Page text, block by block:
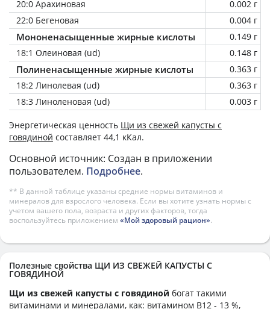
20:0 Арахиновая
0.002 г
22:0 Бегеновая
0.004 г
Мононенасыщенные жирные кислоты
0.149 г
18:1 Олеиновая (ud)
0.148 г
Полиненасыщенные жирные кислоты
0.363 г
18:2 Линолевая (ud)
0.363 г
18:3 Линоленовая (ud)
0.003 г
Энергетическая ценность Щи из свежей капусты с
говядиной составляет 44,1 кКал.
Основной источник: Создан в приложении
пользователем. Подробнее.
** В данной таблице указаны средние нормы витаминов и
минералов для взрослого человека. Если вы хотите узнать нормы с
учетом вашего пола, возраста и других факторов, тогда
воспользуйтесь приложением «Мой здоровый рацион».
Полезные свойства ЩИ ИЗ СВЕЖЕЙ КАПУСТЫ С
ГОВЯДИНОЙ
Щи из свежей капусты с говядиной богат такими
витаминами и минералами, как: витамином B12 - 13 %,